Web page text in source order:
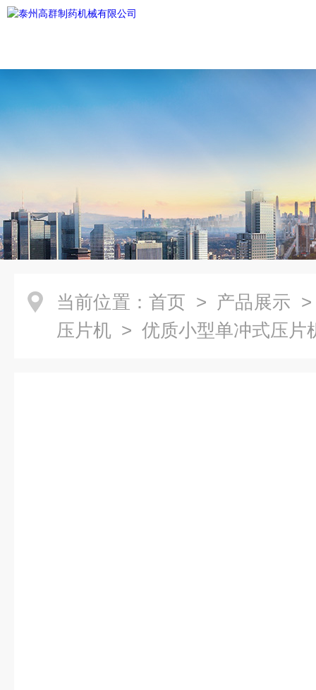
当前位置： 首页 > 产品展示
压片机 > 优质小型单冲式压片